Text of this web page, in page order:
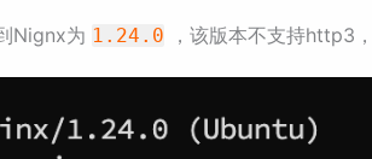
Nignx为 1.24.0 ，该版本不支持http3